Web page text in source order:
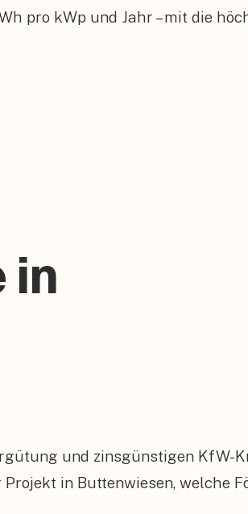
pro kWp und Jahr – mit die
in
und zinsgünstigen KfW-
in Buttenwiesen, welche